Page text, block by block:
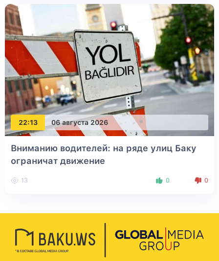
22:13 06 августа 2026
Вниманию водителей: на ряде улиц Баку
ограничат движение
13 0 0